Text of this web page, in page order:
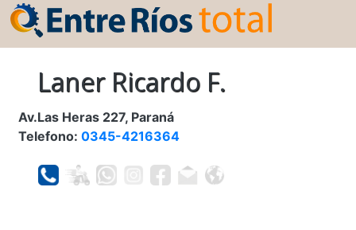
Laner Ricardo F.
Av.Las Heras 227, Paraná
Telefono: 0345-4216364